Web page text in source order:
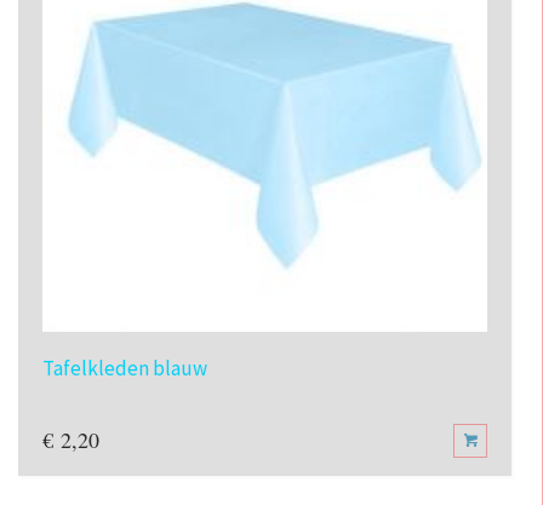
Tafelkleden blauw
€ 2,20